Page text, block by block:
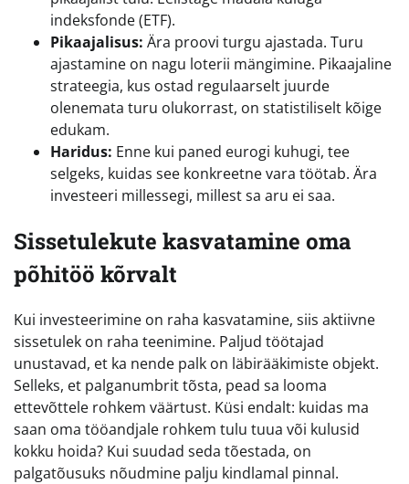
indeksfonde (ETF).
Pikaajalisus: Ära proovi turgu ajastada. Turu
ajastamine on nagu loterii mängimine. Pikaajaline
strateegia, kus ostad regulaarselt juurde
olenemata turu olukorrast, on statistiliselt kõige
edukam.
Haridus: Enne kui paned eurogi kuhugi, tee
selgeks, kuidas see konkreetne vara töötab. Ära
investeeri millessegi, millest sa aru ei saa.
Sissetulekute kasvatamine oma
põhitöö kõrvalt
Kui investeerimine on raha kasvatamine, siis aktiivne
sissetulek on raha teenimine. Paljud töötajad
unustavad, et ka nende palk on läbirääkimiste objekt.
Selleks, et palganumbrit tõsta, pead sa looma
ettevõttele rohkem väärtust. Küsi endalt: kuidas ma
saan oma tööandjale rohkem tulu tuua või kulusid
kokku hoida? Kui suudad seda tõestada, on
palgatõusuks nõudmine palju kindlamal pinnal.